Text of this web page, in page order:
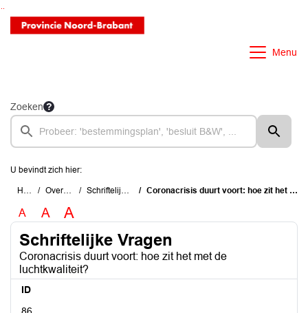
Ga naar de inhoud van deze pagina
Ga naar het zoeken
Ga naar het menu
Menu
Zoeken
U bevindt zich hier:
Home Overzichten Schriftelijke Vragen Coronacrisis duurt voort: hoe zit het met de luchtkwaliteit?
A A A
Schriftelijke Vragen
Coronacrisis duurt voort: hoe zit het met de
luchtkwaliteit?
ID